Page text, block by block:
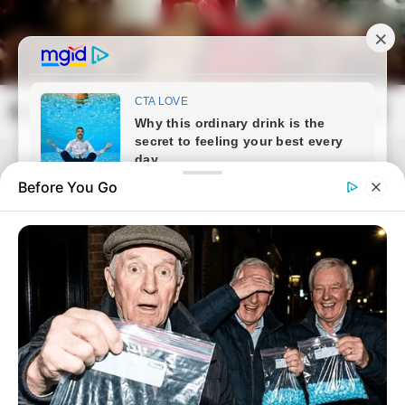
Skip
to
content
frissvilag.com
Before You Go